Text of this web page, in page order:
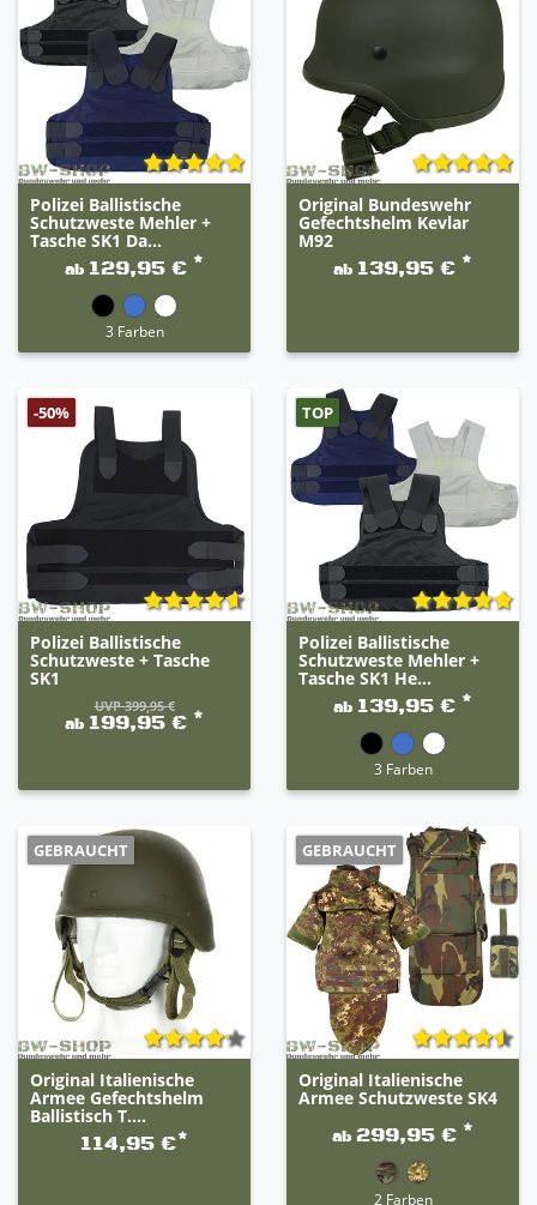
Polizei Ballistische
Schutzweste Mehler +
Tasche SK1 Da...
ab 129,95 € *
3 Farben
Original Bundeswehr
Gefechtshelm Kevlar
M92
ab 139,95 € *
-50%
Polizei Ballistische
Schutzweste + Tasche
SK1
UVP 399,95 €
ab 199,95 € *
TOP
Polizei Ballistische
Schutzweste Mehler +
Tasche SK1 He...
ab 139,95 € *
3 Farben
GEBRAUCHT
Original Italienische
Armee Gefechtshelm
Ballistisch T....
114,95 €*
GEBRAUCHT
Original Italienische
Armee Schutzweste SK4
ab 299,95 € *
2 Farben